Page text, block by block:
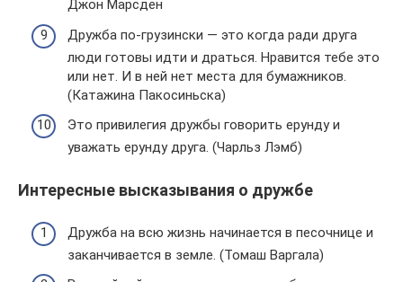
Джон Марсден
Дружба по-грузински — это когда ради друга
люди готовы идти и драться. Нравится тебе это
или нет. И в ней нет места для бумажников.
(Катажина Пакосиньска)
Это привилегия дружбы говорить ерунду и
уважать ерунду друга. (Чарльз Лэмб)
Интересные высказывания о дружбе
Дружба на всю жизнь начинается в песочнице и
заканчивается в земле. (Томаш Варгала)